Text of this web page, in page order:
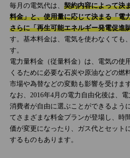
毎月の電気代は、 契約内容によって決
料金」と、使用量に応じて決まる「電
さらに「再生可能エネルギー発電促進
す。基本料金は、電気を使わなくても
す。
電力量料金（従量料金）は、電気の使
くるために必要な石炭や原油などの燃
市場や為替などの変動も影響を受けます
なお、2016年4月の電力自由化後は、
消費者が自由に選ぶことができるよう
てさまざまな料金プランが登場し、時
価が変更になったり、ガス代とセット
するものもあります。